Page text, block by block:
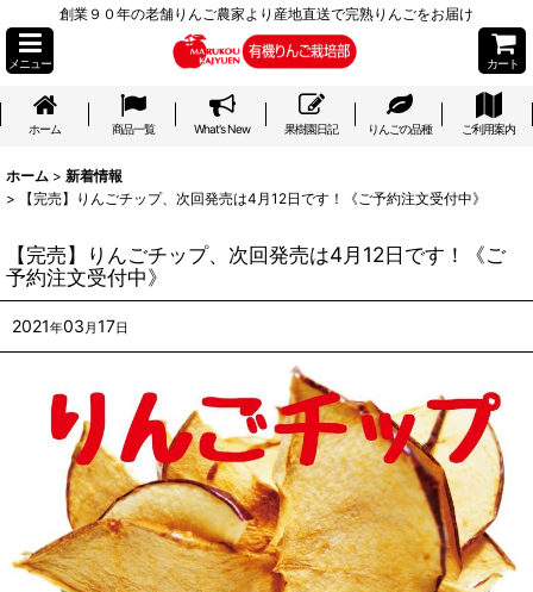
創業９０年の老舗りんご農家より産地直送で完熟りんごをお届け
メニュー カート
ホーム 商品一覧 What's New 果樹園日記 りんごの品種 ご利用案内
ホーム > 新着情報
>
【完売】りんごチップ、次回発売は4月12日です！《ご予約注文受付中》
【完売】りんごチップ、次回発売は4月12日です！《ご
予約注文受付中》
2021年03 月17日